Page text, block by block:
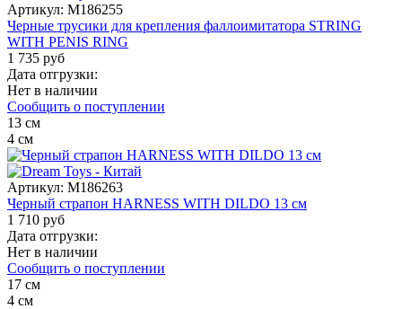
Артикул: M186255
Черные трусики для крепления фаллоимитатора STRING
WITH PENIS RING
1 735 руб
Дата отгрузки:
Нет в наличии
Сообщить о поступлении
13 см
4 см
Артикул: M186263
Черный страпон HARNESS WITH DILDO 13 см
1 710 руб
Дата отгрузки:
Нет в наличии
Сообщить о поступлении
17 см
4 см